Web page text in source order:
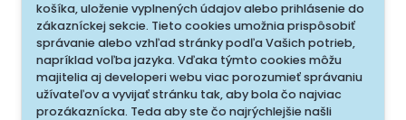
košíka, uloženie vyplnených údajov alebo prihlásenie do
zákazníckej sekcie. Tieto cookies umožnia prispôsobiť
správanie alebo vzhľad stránky podľa Vašich potrieb,
napríklad voľba jazyka. Vďaka týmto cookies môžu
majitelia aj developeri webu viac porozumieť správaniu
užívateľov a vyvijať stránku tak, aby bola čo najviac
prozákaznícka. Teda aby ste čo najrýchlejšie našli